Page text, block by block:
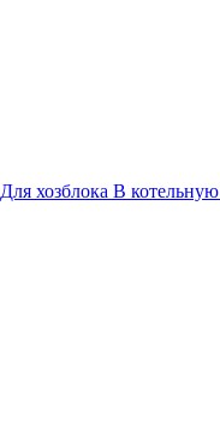
Для хозблока В котельную